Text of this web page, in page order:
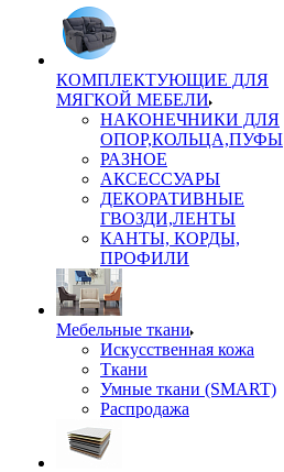
КОМПЛЕКТУЮЩИЕ ДЛЯ
МЯГКОЙ МЕБЕЛИ
НАКОНЕЧНИКИ ДЛЯ
ОПОР,КОЛЬЦА,ПУФЫ
РАЗНОЕ
АКСЕССУАРЫ
ДЕКОРАТИВНЫЕ
ГВОЗДИ,ЛЕНТЫ
КАНТЫ, КОРДЫ,
ПРОФИЛИ
Мебельные ткани
Искусственная кожа
Ткани
Умные ткани (SMART)
Распродажа